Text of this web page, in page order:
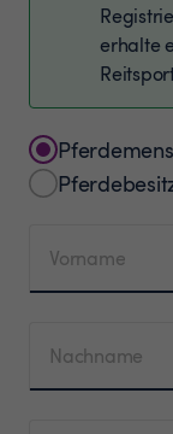
erhalte
Vorname
Nachname